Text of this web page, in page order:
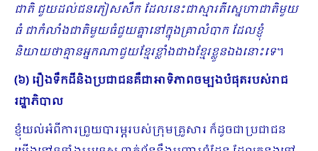
ជាតិ ជួយដល់ជនភៀសសឹក ដែលនេះជាស្មារតីស្នេហាជាតិមួយ
ធំ ជាកំលាំងជាតិមួយធំជួយគ្នានៅក្នុងគ្រាលំបាក​ ដែលខ្ញុំ
និយាយថាគ្មានអ្នកណាជួយខ្មែរខ្លាំងជាងខ្មែរខ្លួនឯងនោះទេ។
(៦) រឿងទឹកដីនិងប្រជាជនគឺជាអាទិភាពចម្បងបំផុតរបស់រាជ
រដ្ឋាភិបាល
ខ្ញុំយល់អំពីការព្រួយបារម្ភរបស់ក្រុមគ្រួសារ ក៏ដូចជាប្រជាជន